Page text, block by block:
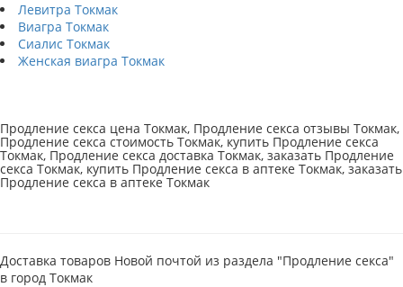
Левитра Токмак
Виагра Токмак
Сиалис Токмак
Женская виагра Токмак
Продление секса цена Токмак, Продление секса отзывы Токмак,
Продление секса стоимость Токмак, купить Продление секса
Токмак, Продление секса доставка Токмак, заказать Продление
секса Токмак, купить Продление секса в аптеке Токмак, заказать
Продление секса в аптеке Токмак
Доставка товаров Новой почтой из раздела "Продление секса"
в город Токмак